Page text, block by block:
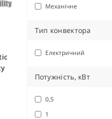
Механічне
Тип конвектора
Електричний
Потужність, кВт
0,5
1